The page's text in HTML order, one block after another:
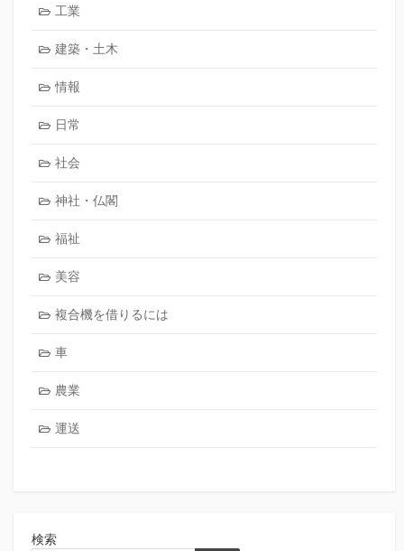
工業
建築・土木
情報
日常
社会
神社・仏閣
福祉
美容
複合機を借りるには
車
農業
運送
検索